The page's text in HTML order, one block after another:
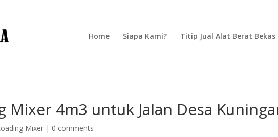
Home Siapa Kami? Titip Jual Alat Berat Bekas
Mixer 4m3 untuk Jalan Desa
Mixer | 0 comments